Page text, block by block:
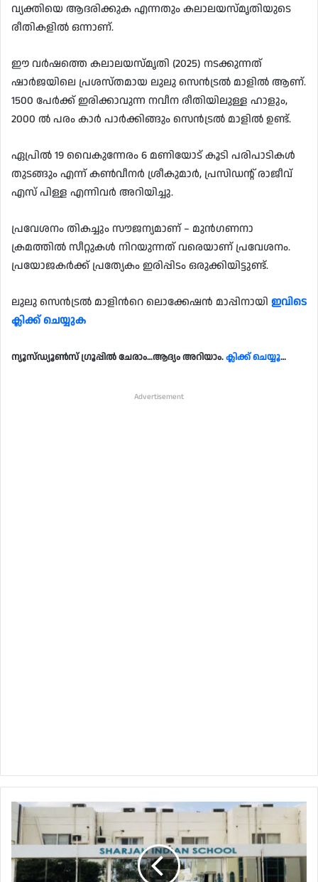
വ്യക്തിയെ ആദരിക്കുക എന്നതും കലാലയസ്മൃതിയുടെ
രീതികളിൽ ഒന്നാണ്.
ഈ വർഷത്തെ കലാലയസ്മൃതി (2025) നടക്കുന്നത്
ഷാർജയിലെ പ്രശസ്തമായ ലുലു സെൻട്രൽ മാളിൽ ആണ്.
1500 പേർക്ക് ഇരിക്കാവുന്ന നവീന രീതിയിലുള്ള ഹാളും,
2000 ൽ പരം കാർ പാർക്കിങ്ങും സെൻട്രൽ മാളിൽ ഉണ്ട്.
ഏപ്രിൽ 19 വൈകുന്നേരം 6 മണിയോട് കൂടി പരിപാടികൾ
തുടങ്ങും എന്ന് കൺവീനർ ശ്രീകുമാർ, പ്രസിഡന്റ് രാജീവ്
എസ് പിള്ള എന്നിവർ അറിയിച്ചു.
പ്രവേശനം തികച്ചും സൗജന്യമാണ് – മുൻഗണനാ
ക്രമത്തിൽ സീറ്റുകൾ നിറയുന്നത് വരെയാണ് പ്രവേശനം.
പ്രയോജകർക്ക് പ്രത്യേകം ഇരിപ്പിടം ഒരുക്കിയിട്ടുണ്ട്.
ലുലു സെൻട്രൽ മാളിൻറെ ലൊക്കേഷൻ മാപ്പിനായി ഇവിടെ
ക്ലിക്ക് ചെയ്യുക
ന്യൂസ്ഡ്യൂൺസ് ഗ്രൂപ്പിൽ ചേരാം…ആദ്യം അറിയാം.ക്ലിക്ക് ചെയ്യൂ…
Advertisement